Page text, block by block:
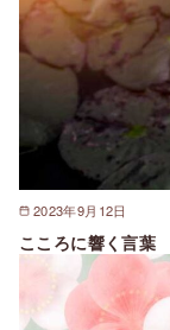
2023年9月12日
こころに響く言葉